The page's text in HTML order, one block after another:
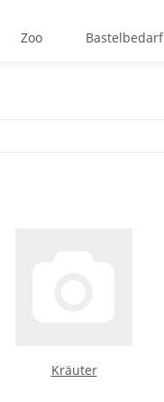
Zoo Bastelbedarf
Kräuter